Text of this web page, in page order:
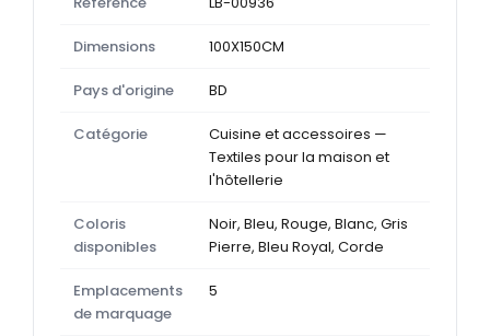
Dimensions 100X150CM
Pays d'origine BD
Catégorie
Cuisine et accessoires —
Textiles pour la maison et
l'hôtellerie
Coloris
disponibles
Noir, Bleu, Rouge, Blanc, Gris
Pierre, Bleu Royal, Corde
Emplacements
de marquage
5